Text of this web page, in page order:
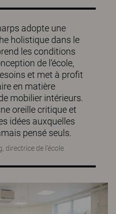
adopte une
holistique dans le
les conditions
de l’école,
et met à profit
en matière
mobilier intérieurs.
oreille critique et
idées auxquelles
pensé seuls.
directrice de l’école